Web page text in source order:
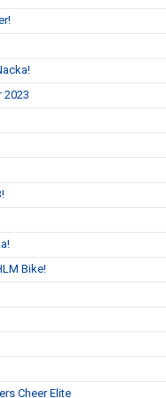
2023
Bike!
Cheer Elite